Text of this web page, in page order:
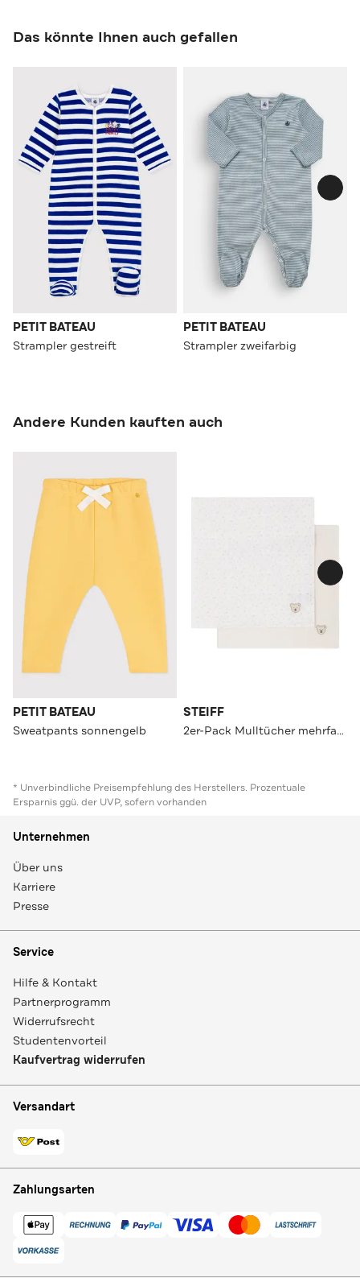
Das könnte Ihnen auch gefallen
PETIT BATEAU
Strampler gestreift
PETIT BATEAU
Strampler zweifarbig
Andere Kunden kauften auch
PETIT BATEAU
Sweatpants sonnengelb
STEIFF
2er-Pack Mulltücher mehrfarbig
* Unverbindliche Preisempfehlung des Herstellers. Prozentuale
Ersparnis ggü. der UVP, sofern vorhanden
Unternehmen
Über uns
Karriere
Presse
Service
Hilfe & Kontakt
Partnerprogramm
Widerrufsrecht
Studentenvorteil
Kaufvertrag widerrufen
Versandart
Zahlungsarten